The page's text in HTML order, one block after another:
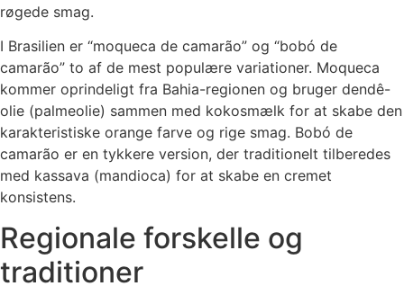
røgede smag.
I Brasilien er “moqueca de camarão” og “bobó de
camarão” to af de mest populære variationer. Moqueca
kommer oprindeligt fra Bahia-regionen og bruger dendê-
olie (palmeolie) sammen med kokosmælk for at skabe den
karakteristiske orange farve og rige smag. Bobó de
camarão er en tykkere version, der traditionelt tilberedes
med kassava (mandioca) for at skabe en cremet
konsistens.
Regionale forskelle og
traditioner